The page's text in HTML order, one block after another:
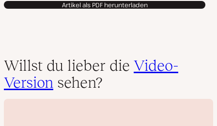
Artikel als PDF herunterladen
Willst du lieber die Video-
Version sehen?